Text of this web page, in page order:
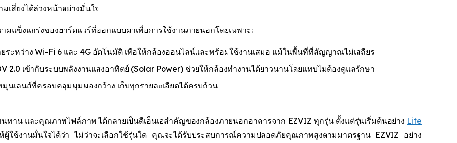
เสี่ยงได้ล่วงหน้าอย่างมั่นใจ
มแข็งแกร่งของฮาร์ดแวร์ที่ออกแบบมาเพื่อการใช้งานภายนอกโดยเฉพาะ:
ยระหว่าง Wi-Fi 6 และ 4G อัตโนมัติ เพื่อให้กล้องออนไลน์และพร้อมใช้งานเสมอ แม้ในพื้นที่ที่สัญญาณไม่เสถียร
2.0 เข้ากับระบบพลังงานแสงอาทิตย์ (Solar Power) ช่วยให้กล้องทำงานได้ยาวนานโดยแทบไม่ต้องดูแลรักษา
เลนส์ที่ครอบคลุมมุมมองกว้าง เก็บทุกรายละเอียดได้ครบถ้วน
ทาน และคุณภาพไฟล์ภาพ ได้กลายเป็นดีเอ็นเอสำคัญของกล้องภายนอกอาคารจาก EZVIZ ทุกรุ่น ตั้งแต่รุ่นเริ่มต้นอย่าง Lite
ห้ผู้ใช้งานมั่นใจได้ว่า ไม่ว่าจะเลือกใช้รุ่นใด คุณจะได้รับประสบการณ์ความปลอดภัยคุณภาพสูงตามมาตรฐาน EZVIZ อย่าง